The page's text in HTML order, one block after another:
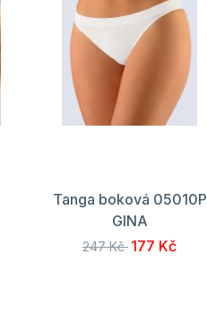
Tanga boková 05010P
GINA
247 Kč 177 Kč